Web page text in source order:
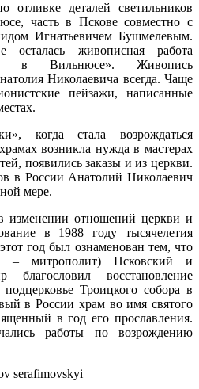
отливке деталей светильников
часть в Пскове совместно с
Игнатьевичем Бушмелевым.
живописная работа
в Вильнюсе». Живопись
Николаевича всегда. Чаще
пейзажи, написанные
когда стала возрождаться
возникла нужда в мастерах
появились заказы и из церкви.
в России Анатолий Николаевич
мере.
отношений церкви и
в 1988 году тысячелетия
год был ознаменован тем, что
– митрополит) Псковский и
благословил восстановление
Троицкого собора в
в России храм во имя святого
в год его прославления.
работы по возрождению